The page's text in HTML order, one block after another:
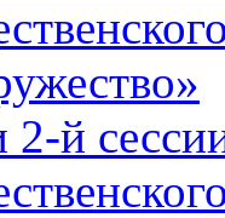
2-й